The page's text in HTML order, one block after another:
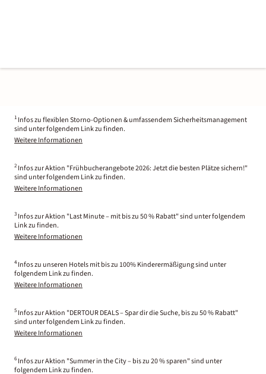
1 Infos zu flexiblen Storno-Optionen & umfassendem Sicherheitsmanagement
sind unter folgendem Link zu finden.
Weitere Informationen
2 Infos zur Aktion "Frühbucherangebote 2026: Jetzt die besten Plätze sichern!"
sind unter folgendem Link zu finden.
Weitere Informationen
3 Infos zur Aktion "Last Minute – mit bis zu 50 % Rabatt" sind unter folgendem
Link zu finden.
Weitere Informationen
4 Infos zu unseren Hotels mit bis zu 100% Kinderermäßigung sind unter
folgendem Link zu finden.
Weitere Informationen
5 Infos zur Aktion "DERTOUR DEALS – Spar dir die Suche, bis zu 50 % Rabatt"
sind unter folgendem Link zu finden.
Weitere Informationen
6 Infos zur Aktion "Summer in the City – bis zu 20 % sparen" sind unter
folgendem Link zu finden.